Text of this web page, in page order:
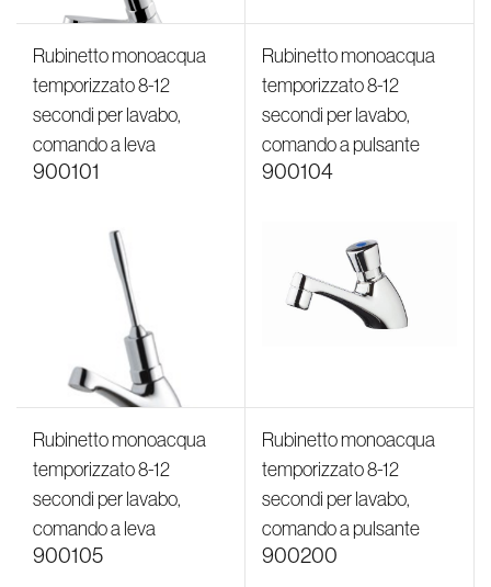
Rubinetto monoacqua
temporizzato 8-12
secondi per lavabo,
comando a leva
900101
Rubinetto monoacqua
temporizzato 8-12
secondi per lavabo,
comando a pulsante
900104
Rubinetto monoacqua
temporizzato 8-12
secondi per lavabo,
comando a leva
900105
Rubinetto monoacqua
temporizzato 8-12
secondi per lavabo,
comando a pulsante
900200